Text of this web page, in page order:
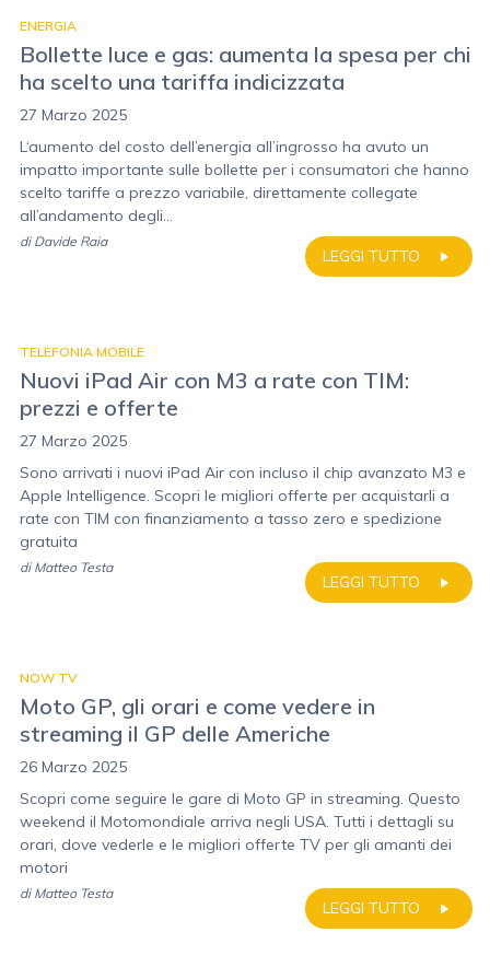
ENERGIA
Bollette luce e gas: aumenta la spesa per chi
ha scelto una tariffa indicizzata
27 Marzo 2025
L‘aumento del costo dell’energia all’ingrosso ha avuto un
impatto importante sulle bollette per i consumatori che hanno
scelto tariffe a prezzo variabile, direttamente collegate
all’andamento degli...
LEGGI TUTTO
di Davide Raia
TELEFONIA MOBILE
Nuovi iPad Air con M3 a rate con TIM:
prezzi e offerte
27 Marzo 2025
Sono arrivati i nuovi iPad Air con incluso il chip avanzato M3 e
Apple Intelligence. Scopri le migliori offerte per acquistarli a
rate con TIM con finanziamento a tasso zero e spedizione
gratuita
LEGGI TUTTO
di Matteo Testa
NOW TV
Moto GP, gli orari e come vedere in
streaming il GP delle Americhe
26 Marzo 2025
Scopri come seguire le gare di Moto GP in streaming. Questo
weekend il Motomondiale arriva negli USA. Tutti i dettagli su
orari, dove vederle e le migliori offerte TV per gli amanti dei
motori
LEGGI TUTTO
di Matteo Testa